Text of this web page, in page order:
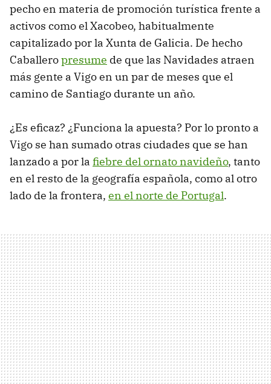
pecho en materia de promoción turística frente a
activos como el Xacobeo, habitualmente
capitalizado por la Xunta de Galicia. De hecho
Caballeropresume de que las Navidades atraen
más gente a Vigo en un par de meses que el
camino de Santiago durante un año.
¿Es eficaz? ¿Funciona la apuesta? Por lo pronto a
Vigo se han sumado otras ciudades que se han
lanzado a por la fiebre del ornato navideño, tanto
en el resto de la geografía española, como al otro
lado de la frontera, en el norte de Portugal.